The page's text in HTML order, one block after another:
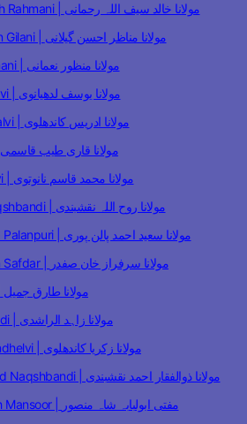
Maulana Khalid Saifullah Rahmani | مولانا خالد سیف اللہ رحمانی
Maulana Manazir Ahsan Gilani | مولانا مناظر احسن گیلانی
Maulana Manzoor Nomani | مولانا منظور نعمانی
Maulana Yusuf Ludhianvi | مولانا یوسف لدھیانوی
Maulana Idrees Kandhalvi | مولانا ادریس کاندھلوی
Maulana Qari Tayyab | مولانا قاری طیب قاسمی
Maulana Qasim Nanotvi | مولانا محمد قاسم نانوتوی
Maulana Roohullah Naqshbandi | مولانا روح اللہ نقشبندی
Maulana Saeed Ahmad Palanpuri | مولانا سعید احمد پالن پوری
Maulana Sarfaraz Khan Safdar | مولانا سرفراز خان صفدر
Maulana Tariq Jameel | مولانا طارق جمیل
Maulana Zahid Ur Rashdi | مولانا زاہد الراشدی
Maulana Zakariyya Kandhelvi | مولانا زکریا کاندھلوی
Maulana Zulfiqar Ahmad Naqshbandi | مولانا ذوالفقار احمد نقشبندی
Mufti Abu Lubaba Shah Mansoor | مفتی ابولبابہ شاہ منصور